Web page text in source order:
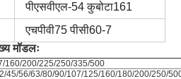
पीएसवीएल-54 कुबोटा161
एचपीवी75 पीसी60-7
मॉडलः
160/200/225/250/335/500
45/56/63/80/90/107/125/160/180/200/250/